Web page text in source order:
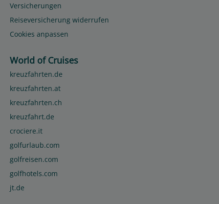
Versicherungen
Reiseversicherung widerrufen
Cookies anpassen
World of Cruises
kreuzfahrten.de
kreuzfahrten.at
kreuzfahrten.ch
kreuzfahrt.de
crociere.it
golfurlaub.com
golfreisen.com
golfhotels.com
jt.de